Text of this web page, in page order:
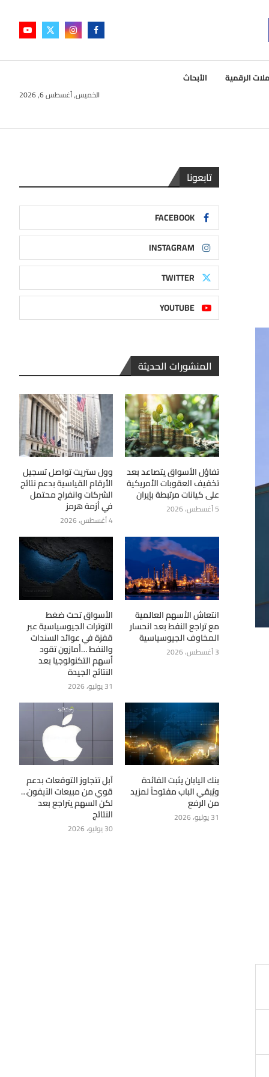
الرقمية الأبحاث
الخميس, أغسطس 6, 2026
تابعونا
FACEBOOK
INSTAGRAM
TWITTER
YOUTUBE
المنشورات الحديثة
تفاؤل الأسواق يتصاعد بعد
تخفيف العقوبات الأمريكية
على كيانات مرتبطة بإيران
5 أغسطس، 2026
وول ستريت تواصل تسجيل
الأرقام القياسية بدعم نتائج
الشركات وانفراج محتمل
في أزمة هرمز
4 أغسطس، 2026
انتعاش الأسهم العالمية
مع تراجع النفط بعد انحسار
المخاوف الجيوسياسية
3 أغسطس، 2026
الأسواق تحت ضغط
التوترات الجيوسياسية عبر
قفزة في عوائد السندات
والنفط …أمازون تقود
أسهم التكنولوجيا بعد
النتائج الجيدة
31 يوليو، 2026
بنك اليابان يثبت الفائدة
ويُبقي الباب مفتوحاً لمزيد
من الرفع
31 يوليو، 2026
آبل تتجاوز التوقعات بدعم
قوي من مبيعات الآيفون…
لكن السهم يتراجع بعد
النتائج
30 يوليو، 2026